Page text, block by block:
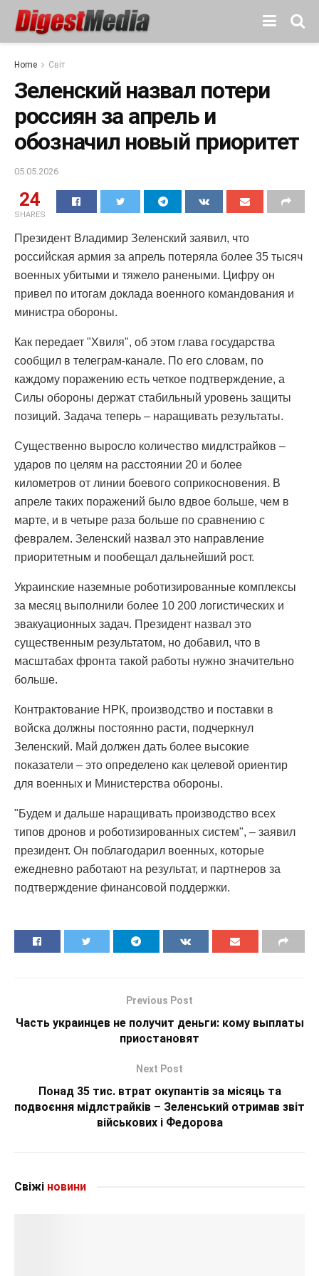
Home Світ
Зеленский назвал потери
россиян за апрель и
обозначил новый приоритет
05.05.2026
24
SHARES
Президент Владимир Зеленский заявил, что
российская армия за апрель потеряла более 35 тысяч
военных убитыми и тяжело ранеными. Цифру он
привел по итогам доклада военного командования и
министра обороны.
Как передает "Хвиля", об этом глава государства
сообщил в телеграм-канале. По его словам, по
каждому поражению есть четкое подтверждение, а
Силы обороны держат стабильный уровень защиты
позиций. Задача теперь – наращивать результаты.
Существенно выросло количество мидлстрайков –
ударов по целям на расстоянии 20 и более
километров от линии боевого соприкосновения. В
апреле таких поражений было вдвое больше, чем в
марте, и в четыре раза больше по сравнению с
февралем. Зеленский назвал это направление
приоритетным и пообещал дальнейший рост.
Украинские наземные роботизированные комплексы
за месяц выполнили более 10 200 логистических и
эвакуационных задач. Президент назвал это
существенным результатом, но добавил, что в
масштабах фронта такой работы нужно значительно
больше.
Контрактование НРК, производство и поставки в
войска должны постоянно расти, подчеркнул
Зеленский. Май должен дать более высокие
показатели – это определено как целевой ориентир
для военных и Министерства обороны.
"Будем и дальше наращивать производство всех
типов дронов и роботизированных систем", – заявил
президент. Он поблагодарил военных, которые
ежедневно работают на результат, и партнеров за
подтверждение финансовой поддержки.
Previous Post
Часть украинцев не получит деньги: кому выплаты
приостановят
Next Post
Понад 35 тис. втрат окупантів за місяць та
подвоєння мідлстрайків – Зеленський отримав звіт
військових і Федорова
Свіжі новини